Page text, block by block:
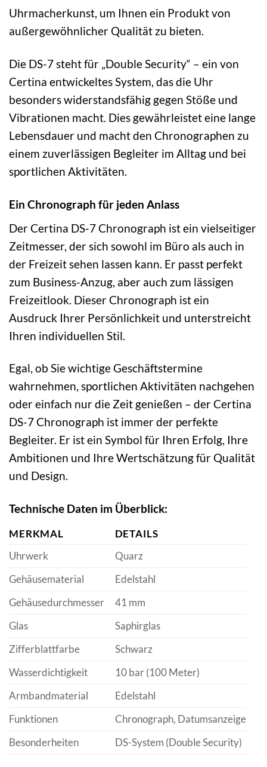
Uhrmacherkunst, um Ihnen ein Produkt von
außergewöhnlicher Qualität zu bieten.
Die DS-7 steht für „Double Security“ – ein von
Certina entwickeltes System, das die Uhr
besonders widerstandsfähig gegen Stöße und
Vibrationen macht. Dies gewährleistet eine lange
Lebensdauer und macht den Chronographen zu
einem zuverlässigen Begleiter im Alltag und bei
sportlichen Aktivitäten.
Ein Chronograph für jeden Anlass
Der Certina DS-7 Chronograph ist ein vielseitiger
Zeitmesser, der sich sowohl im Büro als auch in
der Freizeit sehen lassen kann. Er passt perfekt
zum Business-Anzug, aber auch zum lässigen
Freizeitlook. Dieser Chronograph ist ein
Ausdruck Ihrer Persönlichkeit und unterstreicht
Ihren individuellen Stil.
Egal, ob Sie wichtige Geschäftstermine
wahrnehmen, sportlichen Aktivitäten nachgehen
oder einfach nur die Zeit genießen – der Certina
DS-7 Chronograph ist immer der perfekte
Begleiter. Er ist ein Symbol für Ihren Erfolg, Ihre
Ambitionen und Ihre Wertschätzung für Qualität
und Design.
Technische Daten im Überblick:
MERKMAL
DETAILS
Uhrwerk
Quarz
Gehäusematerial
Edelstahl
Gehäusedurchmesser
41 mm
Glas
Saphirglas
Zifferblattfarbe
Schwarz
Wasserdichtigkeit
10 bar (100 Meter)
Armbandmaterial
Edelstahl
Funktionen
Chronograph, Datumsanzeige
Besonderheiten
DS-System (Double Security)